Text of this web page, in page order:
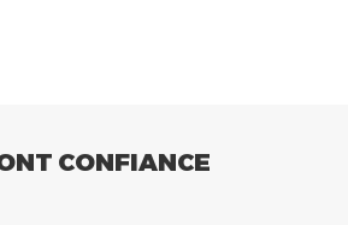
CONFIANCE